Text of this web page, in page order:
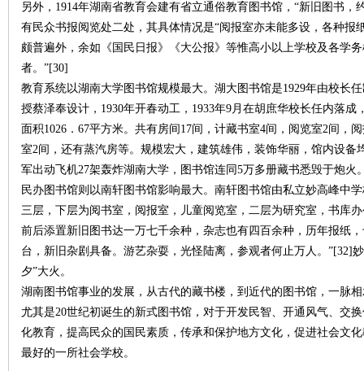
另外，1914年湖南省教育会建有省立通俗教育图书馆，“新旧图书
有民众书报阅览处二处，其具体情况是“阅报室亦未能多设，各种报
颇普遍外，余如《国民日报》《大公报》等惟高小以上学校及各学
者。”[30]
教育系统以湖南大学图书馆规模最大。湖大图书馆是1929年由校长
授蔡泽奉设计，1930年开春动工，1933年9月在胡庶华校长任内落
面积1026．67平方米。共有房间17间，计藏书室4间，阅览室2间，
室2间，还有蒸汽房等。规模宏大，建筑雄伟，装饰华丽，馆内设备
军出动飞机27架轰炸湖南大学，图书馆连同5万多册藏书悉毁于炮火
民办图书馆则以南轩图书馆影响最大。南轩图书馆由私立妙高峰中
三层，下层为阅书室，阅报室，儿童阅览室，二层为研究室，书库
前后添置新旧图书达一万七千余种，杂志也有四百余种，历年报纸
台，新旧杂剧具备。游艺杂耍，光怪陆离，参观者何止万人。”[32]
夕”大火。
湖南图书馆事业的发展，从古代的藏书楼，到近代的图书馆，一脉
尤其是20世纪初诞生的新式图书馆，对于开发民智、开通风气、交
化教育，提高民众的国民素质，传承和保护地方文化，促进社会文
最好的一所社会学校。